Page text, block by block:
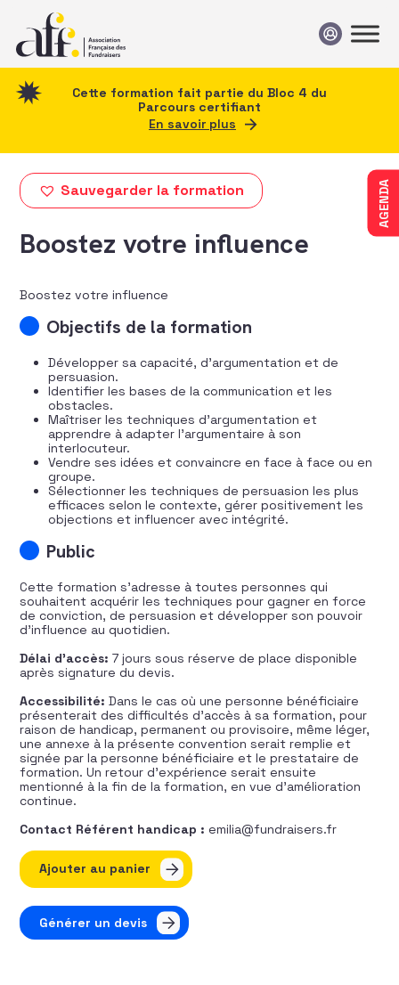
AGENDA
Cette formation fait partie du Bloc 4 du
Parcours certifiant
En savoir plus
Sauvegarder la formation
Boostez votre influence
Boostez votre influence
Objectifs de la formation
Développer sa capacité, d’argumentation et de
persuasion.
Identifier les bases de la communication et les
obstacles.
Maîtriser les techniques d’argumentation et
apprendre à adapter l’argumentaire à son
interlocuteur.
Vendre ses idées et convaincre en face à face ou en
groupe.
Sélectionner les techniques de persuasion les plus
efficaces selon le contexte, gérer positivement les
objections et influencer avec intégrité.
Public
Cette formation s’adresse à toutes personnes qui
souhaitent acquérir les techniques pour gagner en force
de conviction, de persuasion et développer son pouvoir
d’influence au quotidien.
Délai d’accès: 7 jours sous réserve de place disponible
après signature du devis.
Accessibilité: Dans le cas où une personne bénéficiaire
présenterait des difficultés d’accès à sa formation, pour
raison de handicap, permanent ou provisoire, même léger,
une annexe à la présente convention serait remplie et
signée par la personne bénéficiaire et le prestataire de
formation. Un retour d’expérience serait ensuite
mentionné à la fin de la formation, en vue d’amélioration
continue.
Contact Référent handicap :emilia@fundraisers.fr
quantité de Boostez votre influence
Ajouter au panier
Générer un devis